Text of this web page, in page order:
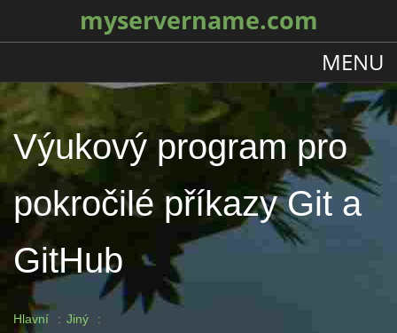
myservername.com
MENU
Výukový program pro
pokročilé příkazy Git a
GitHub
Hlavní
Jiný